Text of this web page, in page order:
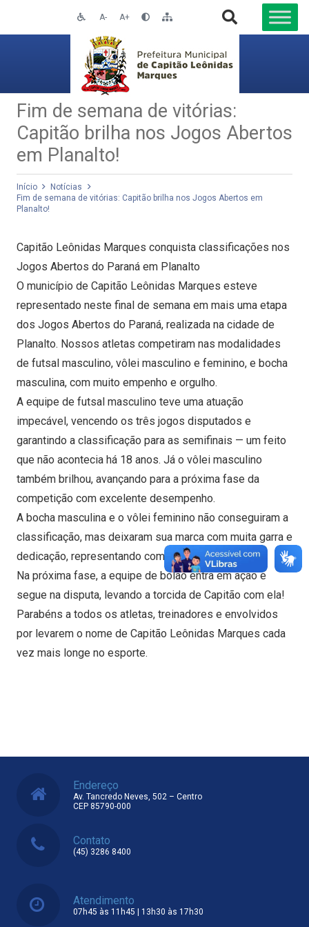
A- A+
Fim de semana de vitórias:
Capitão brilha nos Jogos Abertos
em Planalto!
Início
Notícias
Fim de semana de vitórias: Capitão brilha nos Jogos Abertos em
Planalto!
Capitão Leônidas Marques conquista classificações nos
Jogos Abertos do Paraná em Planalto
O município de Capitão Leônidas Marques esteve
representado neste final de semana em mais uma etapa
dos Jogos Abertos do Paraná, realizada na cidade de
Planalto. Nossos atletas competiram nas modalidades
de futsal masculino, vôlei masculino e feminino, e bocha
masculina, com muito empenho e orgulho.
A equipe de futsal masculino teve uma atuação
impecável, vencendo os três jogos disputados e
garantindo a classificação para as semifinais — um feito
que não acontecia há 18 anos. Já o vôlei masculino
também brilhou, avançando para a próxima fase da
competição com excelente desempenho.
A bocha masculina e o vôlei feminino não conseguiram a
classificação, mas deixaram sua marca com muita garra e
dedicação, representando com honra o município.
Na próxima fase, a equipe de bolão entra em ação e
segue na disputa, levando a torcida de Capitão com ela!
Parabéns a todos os atletas, treinadores e envolvidos
por levarem o nome de Capitão Leônidas Marques cada
vez mais longe no esporte.
Endereço
Av. Tancredo Neves, 502 – Centro
CEP 85790-000
Contato
(45) 3286 8400
Atendimento
07h45 às 11h45 | 13h30 às 17h30